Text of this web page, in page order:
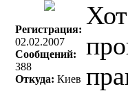
Регистрация:
02.02.2007
Сообщений:
388
Откуда: Киев